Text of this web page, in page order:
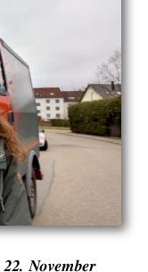
22. November